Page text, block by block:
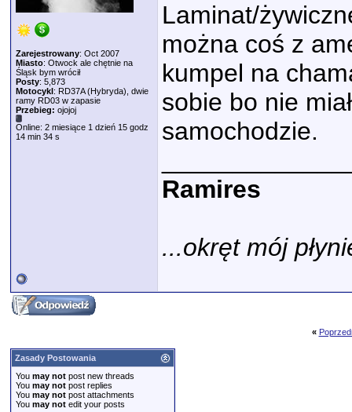
Zarejestrowany: Oct 2007
Miasto: Otwock ale chętnie na
Śląsk bym wrócił
Posty: 5,873
Motocykl: RD37A (Hybryda), dwie
ramy RD03 w zapasie
Przebieg: ojojoj
Online: 2 miesiące 1 dzień 15 godz
14 min 34 s
Laminat/
można coś z
kumpel na
sobie bo nie
samochodzie.
Ramires
...okręt mój
«
Zasady Postowania
You may not post new threads
You may not post replies
You may not post attachments
You may not edit your posts